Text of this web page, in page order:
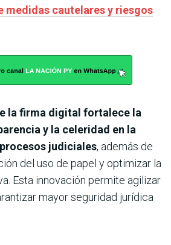
medidas cautelares y riesgos
la firma digital fortalece la
y la celeridad en la
judiciales, además de
del uso de papel y optimizar la
Esta innovación permite agilizar
mayor seguridad jurídica